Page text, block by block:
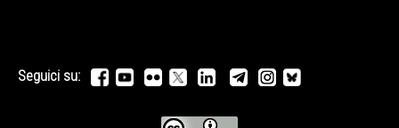
Seguici su: